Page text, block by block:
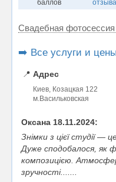
баллов отзыва
Свадебная фотосессия
➡️ Все услуги и
📍 Адрес
Киев, Козацкая 122
м.Васильковская
Оксана 18.11.2024:
Знімки з цієї студії —
Дуже сподобалося, як
композицією.
зручності.......